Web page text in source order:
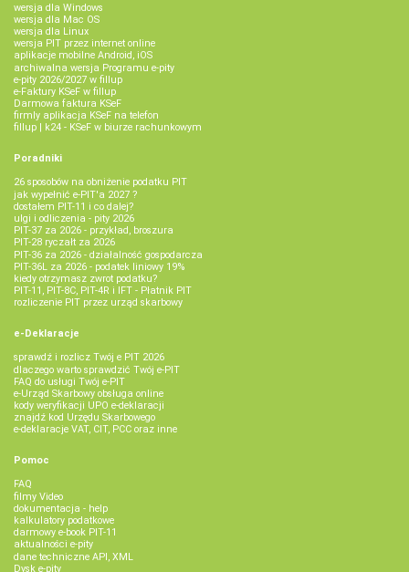
wersja dla Windows
wersja dla Mac OS
wersja dla Linux
wersja PIT przez internet online
aplikacje mobilne Android, iOS
archiwalna wersja Programu e-pity
e-pity 2026/2027 w fillup
e‑Faktury KSeF w fillup
Darmowa faktura KSeF
firmly aplikacja KSeF na telefon
fillup | k24 - KSeF w biurze rachunkowym
Poradniki
26 sposobów na obniżenie podatku PIT
jak wypełnić e-PIT'a 2027 ?
dostałem PIT-11 i co dalej?
ulgi i odliczenia - pity 2026
PIT-37 za 2026 - przykład, broszura
PIT-28 ryczałt za 2026
PIT-36 za 2026 - działalność gospodarcza
PIT-36L za 2026 - podatek liniowy 19%
kiedy otrzymasz zwrot podatku?
PIT-11, PIT-8C, PIT-4R i IFT - Płatnik PIT
rozliczenie PIT przez urząd skarbowy
e-Deklaracje
sprawdź i rozlicz Twój e PIT 2026
dlaczego warto sprawdzić Twój e-PIT
FAQ do usługi Twój e-PIT
e-Urząd Skarbowy obsługa online
kody weryfikacji UPO e-deklaracji
znajdź kod Urzędu Skarbowego
e-deklaracje VAT, CIT, PCC oraz inne
Pomoc
FAQ
filmy Video
dokumentacja - help
kalkulatory podatkowe
darmowy e-book PIT-11
aktualności e-pity
dane techniczne API, XML
Dysk e-pity